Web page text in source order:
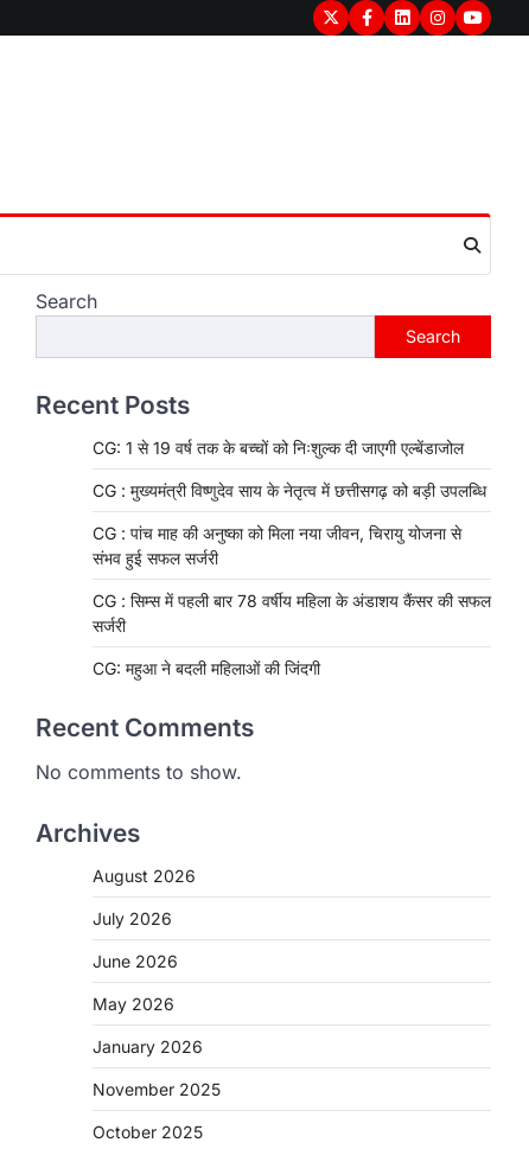
TwitterFacebook
LinkedInInstagram
Search
Search
Recent Posts
CG: 1 से 19 वर्ष तक के बच्चों को निःशुल्क दी जाएगी एल्बेंडाजोल
CG : मुख्यमंत्री विष्णुदेव साय के नेतृत्व में छत्तीसगढ़ को बड़ी उपलब्धि
CG : पांच माह की अनुष्का को मिला नया जीवन, चिरायु योजना से
संभव हुई सफल सर्जरी
CG : सिम्स में पहली बार 78 वर्षीय महिला के अंडाशय कैंसर की सफल
सर्जरी
CG: महुआ ने बदली महिलाओं की जिंदगी
Recent Comments
No comments to show.
Archives
August 2026
July 2026
June 2026
May 2026
January 2026
November 2025
October 2025
में छत्तीसगढ़ को बड़ी उपलब्धि
More Khabar
रायपुर। मुख्यमंत्री विष्णुदेव साय के नेतृत्व में स्वच्छ
ऊर्जा, हरित विकास और किसानों की आय…